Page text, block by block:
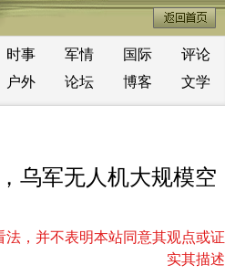
时事 军情 国际
评论
户外 论坛 博客 文学
乌军无人机大规模空
法，并不表明本站同意其观点或证
实其描述